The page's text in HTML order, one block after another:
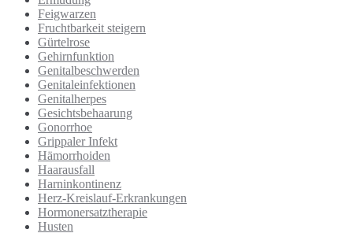
Feigwarzen
Fruchtbarkeit steigern
Gürtelrose
Gehirnfunktion
Genitalbeschwerden
Genitaleinfektionen
Genitalherpes
Gesichtsbehaarung
Gonorrhoe
Grippaler Infekt
Hämorrhoiden
Haarausfall
Harninkontinenz
Herz-Kreislauf-Erkrankungen
Hormonersatztherapie
Husten